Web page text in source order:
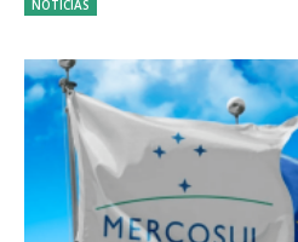
NOTÍCIAS